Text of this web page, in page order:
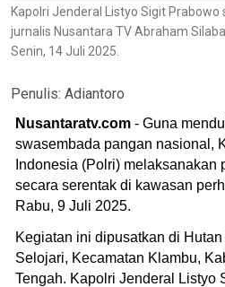
Kapolri Jenderal Listyo Sigit
jurnalis Nusantara TV Abraham
Senin, 14 Juli 2025.
Penulis: Adiantoro
Nusantaratv.com - Guna
swasembada pangan nasional,
Indonesia (Polri) melaksanakan
secara serentak di kawasan
Rabu, 9 Juli 2025.
Kegiatan ini dipusatkan di
Selojari, Kecamatan Klambu,
Tengah. Kapolri Jenderal Listyo